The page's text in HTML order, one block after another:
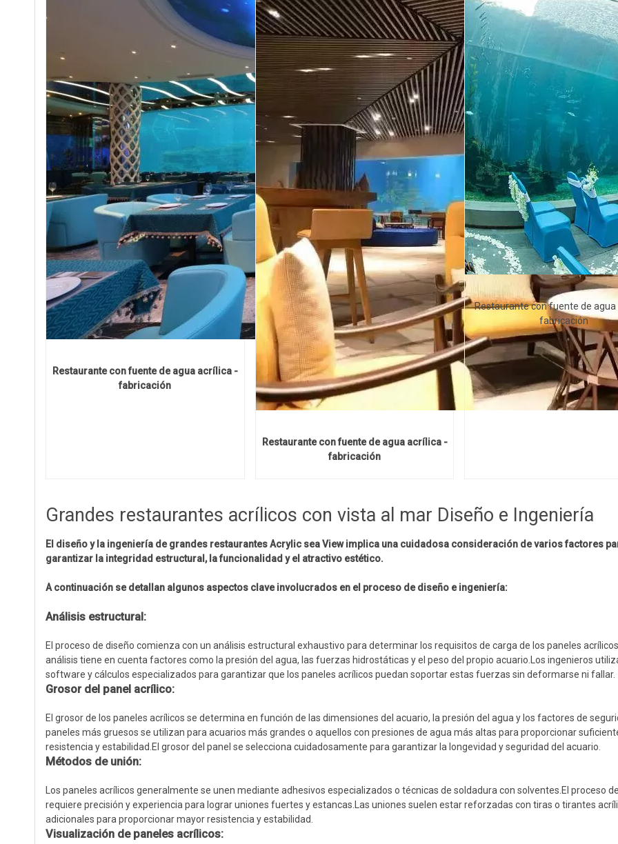
Restaurante con fuente de agua acrílica -
fabricación
Restaurante con fuente de agua acrílica -
fabricación
Restaurante con fuente de agua
fabricación
Grandes restaurantes acrílicos con vista al mar Diseño e Ingeniería
El diseño y la ingeniería de grandes restaurantes Acrylic sea View implica una cuidadosa consideración de varios factores
garantizar la integridad estructural, la funcionalidad y el atractivo estético.
A continuación se detallan algunos aspectos clave involucrados en el proceso de diseño e ingeniería:
Análisis estructural:
El proceso de diseño comienza con un análisis estructural exhaustivo para determinar los requisitos de carga de los paneles
análisis tiene en cuenta factores como la presión del agua, las fuerzas hidrostáticas y el peso del propio acuario.Los ingenieros
software y cálculos especializados para garantizar que los paneles acrílicos puedan soportar estas fuerzas sin deformarse ni fallar.
Grosor del panel acrílico:
El grosor de los paneles acrílicos se determina en función de las dimensiones del acuario, la presión del agua y los factores de
paneles más gruesos se utilizan para acuarios más grandes o aquellos con presiones de agua más altas para proporcionar
resistencia y estabilidad.El grosor del panel se selecciona cuidadosamente para garantizar la longevidad y seguridad del acuario.
Métodos de unión:
Los paneles acrílicos generalmente se unen mediante adhesivos especializados o técnicas de soldadura con solventes.El proceso
requiere precisión y experiencia para lograr uniones fuertes y estancas.Las uniones suelen estar reforzadas con tiras o tirantes
adicionales para proporcionar mayor resistencia y estabilidad.
Visualización de paneles acrílicos: